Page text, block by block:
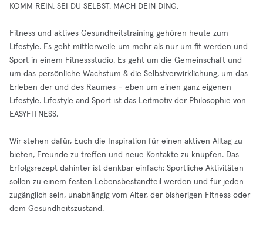
KOMM REIN. SEI DU SELBST. MACH DEIN DING.
Fitness und aktives Gesundheitstraining gehören heute zum
Lifestyle. Es geht mittlerweile um mehr als nur um fit werden und
Sport in einem Fitnessstudio. Es geht um die Gemeinschaft und
um das persönliche Wachstum & die Selbstverwirklichung, um das
Erleben der und des Raumes – eben um einen ganz eigenen
Lifestyle. Lifestyle and Sport ist das Leitmotiv der Philosophie von
EASYFITNESS.
Wir stehen dafür, Euch die Inspiration für einen aktiven Alltag zu
bieten, Freunde zu treffen und neue Kontakte zu knüpfen. Das
Erfolgsrezept dahinter ist denkbar einfach: Sportliche Aktivitäten
sollen zu einem festen Lebensbestandteil werden und für jeden
zugänglich sein, unabhängig vom Alter, der bisherigen Fitness oder
dem Gesundheitszustand.